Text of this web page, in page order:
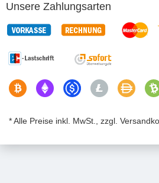
Unsere Zahlungsarten
* Alle Preise inkl. MwSt., zzgl.